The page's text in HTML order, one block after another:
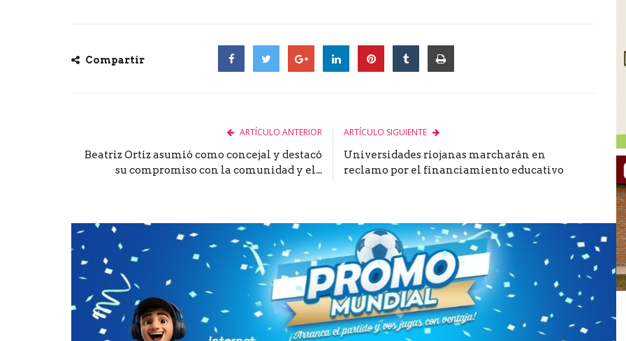
Compartir
ARTÍCULO ANTERIOR
Beatriz Ortiz asumió como concejal y destacó
su compromiso con la comunidad y el...
ARTÍCULO SIGUIENTE
Universidades riojanas marcharán en
reclamo por el financiamiento educativo